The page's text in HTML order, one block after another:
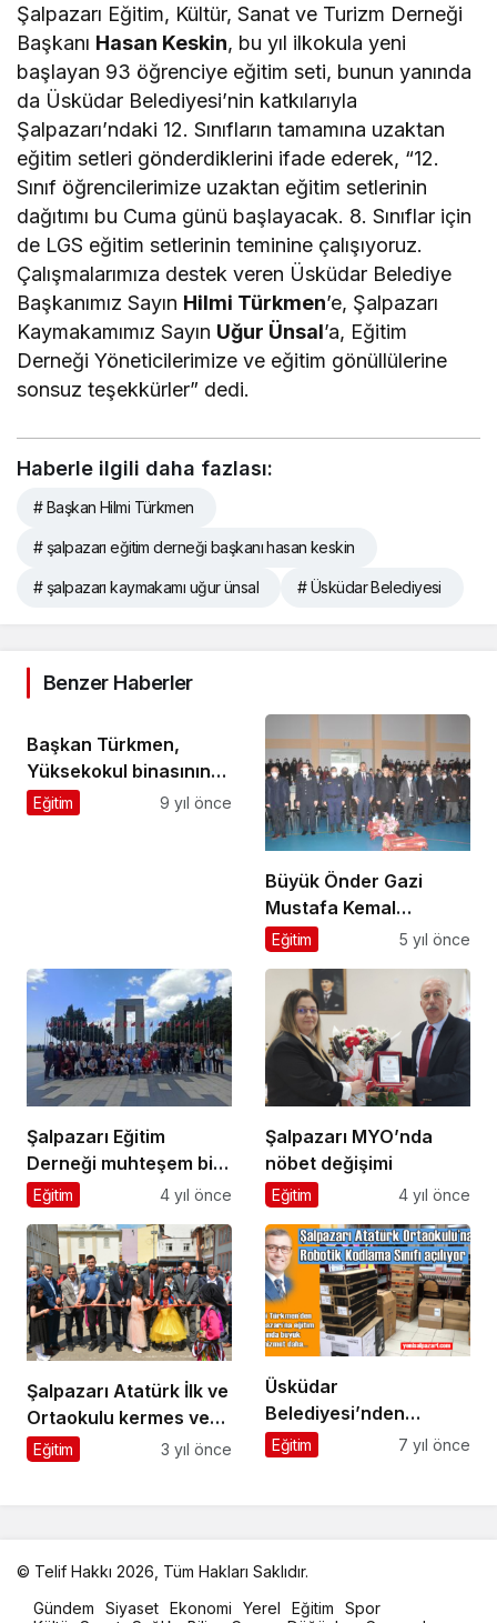
Şalpazarı Eğitim, Kültür, Sanat ve Turizm Derneği
Başkanı Hasan Keskin, bu yıl ilkokula yeni
başlayan 93 öğrenciye eğitim seti, bunun yanında
da Üsküdar Belediyesi’nin katkılarıyla
Şalpazarı’ndaki 12. Sınıfların tamamına uzaktan
eğitim setleri gönderdiklerini ifade ederek, “12.
Sınıf öğrencilerimize uzaktan eğitim setlerinin
dağıtımı bu Cuma günü başlayacak. 8. Sınıflar için
de LGS eğitim setlerinin teminine çalışıyoruz.
Çalışmalarımıza destek veren Üsküdar Belediye
Başkanımız Sayın Hilmi Türkmen’e, Şalpazarı
Kaymakamımız Sayın Uğur Ünsal’a, Eğitim
Derneği Yöneticilerimize ve eğitim gönüllülerine
sonsuz teşekkürler” dedi.
Haberle ilgili daha fazlası:
# Başkan Hilmi Türkmen
# şalpazarı eğitim derneği başkanı hasan keskin
# şalpazarı kaymakamı uğur ünsal # Üsküdar Belediyesi
Benzer Haberler
Başkan Türkmen,
Yüksekokul binasının
hızlıca
Eğitim 9 yıl önce
Büyük Önder Gazi
Mustafa Kemal
Atatürk’ü saygıyla
Eğitim 5 yıl önce
Şalpazarı Eğitim
Derneği muhteşem bir
organizasyonu daha
Eğitim 4 yıl önce
Şalpazarı MYO’nda
nöbet değişimi
Eğitim 4 yıl önce
Şalpazarı Atatürk İlk ve
Ortaokulu kermes ve
sergi düzenledi
Eğitim 3 yıl önce
Üsküdar
Belediyesi’nden
Şalpazarı Atatürk
Eğitim 7 yıl önce
© Telif Hakkı 2026, Tüm Hakları Saklıdır.
otoGündem Siyaset Ekonomi Yerel Eğitim
Spor